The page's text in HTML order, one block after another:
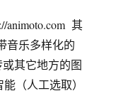
animoto.com 其
音乐多样化的
其它地方的图
（人工选取）